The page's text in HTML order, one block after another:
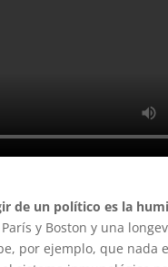
de un político es la
y Boston y una
por ejemplo, que